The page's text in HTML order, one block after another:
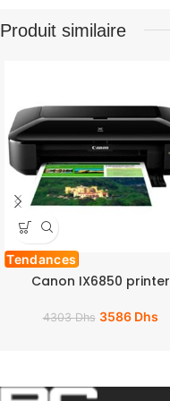
Produit similaire
Tendances
Canon IX6850 printer
4303Dhs 3586 Dhs